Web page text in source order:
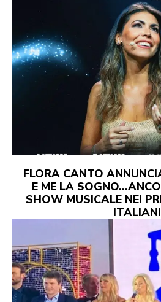
FLORA CANTO
E ME LA
SHOW MUSICALE NEI
ITALIANI